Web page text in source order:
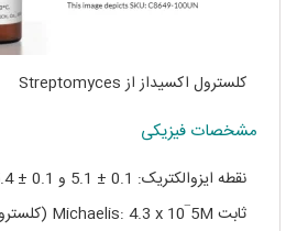
کلسترول اکسیداز از Streptomyces
مشخصات فیزیکی
نقطه ایزوالکتریک: 0.1 ± 5.1 و 0.1 ± 5.4
ثابت Michaelis: 4.3 x 10‾5M (کلسترول)